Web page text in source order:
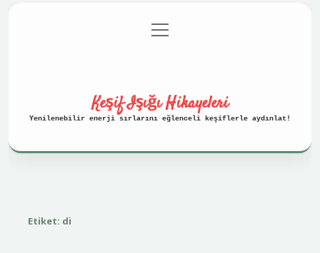
Gizlilik Politikası
menüyü
aç
Keşif Işığı Hikayeleri
Yenilenebilir enerji sırlarını eğlenceli keşiflerle aydınlat!
Etiket: di